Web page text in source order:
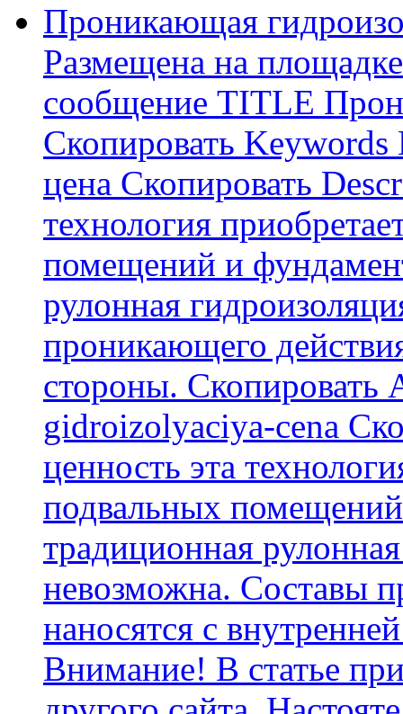
Проникающая
Размещена на
сообщение TITLE
Скопировать
цена Скопировать
технология
помещений и
рулонная
проникающего
стороны. Скопировать
gidroizolyaciya-cena
ценность эта
подвальных
традиционная
невозможна. Составы
наносятся с
Внимание! В статье